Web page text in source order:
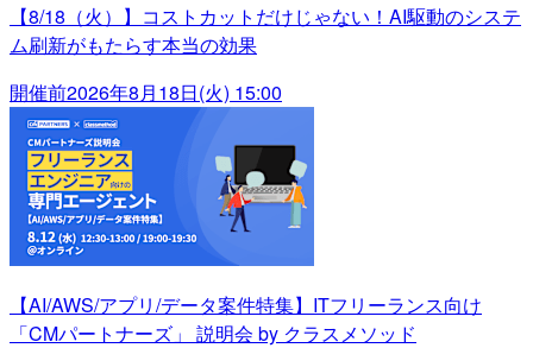
【8/18（火）】コストカットだけじゃない！AI駆動のシステ
ム刷新がもたらす本当の効果
開催前2026年8月18日(火) 15:00
【AI/AWS/アプリ/データ案件特集】ITフリーランス向け
「CMパートナーズ」 説明会 by クラスメソッド